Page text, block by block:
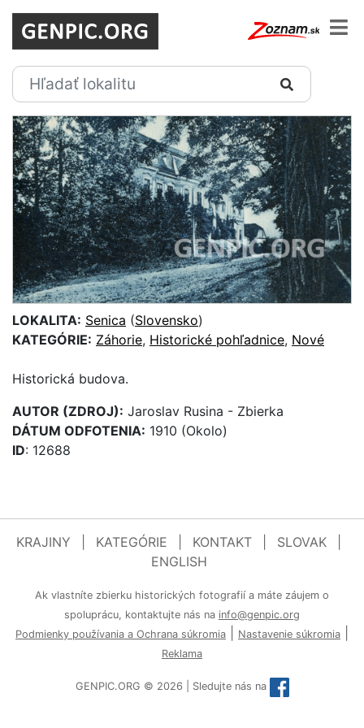
LOKALITA: Senica (Slovensko)
KATEGÓRIE: Záhorie, Historické pohľadnice, Nové
Historická budova.
AUTOR (ZDROJ): Jaroslav Rusina - Zbierka
DÁTUM ODFOTENIA: 1910 (Okolo)
ID: 12688
KRAJINY KATEGÓRIE KONTAKT SLOVAK
ENGLISH
Ak vlastníte zbierku historických fotografií a máte záujem o
spoluprácu, kontaktujte nás na info@genpic.org
Podmienky používania a Ochrana súkromia
Nastavenie súkromia
Reklama
GENPIC.ORG © 2026 | Sledujte nás na